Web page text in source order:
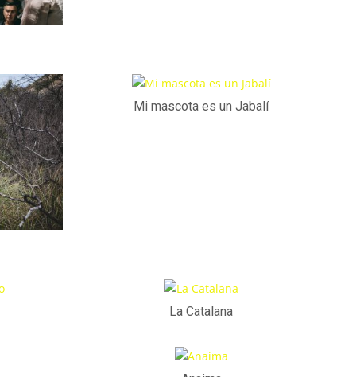
Mi mascota es un Jabalí
La Catalana